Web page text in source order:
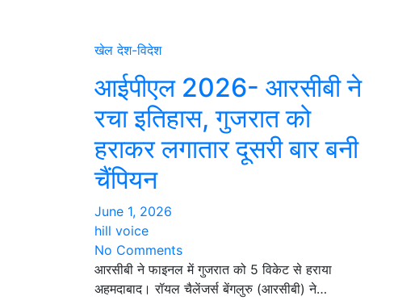
खेल देश-विदेश
आईपीएल 2026- आरसीबी ने
रचा इतिहास, गुजरात को
हराकर लगातार दूसरी बार बनी
चैंपियन
June 1, 2026
hill voice
No Comments
आरसीबी ने फाइनल में गुजरात को 5 विकेट से हराया
अहमदाबाद। रॉयल चैलेंजर्स बेंगलुरु (आरसीबी) ने…